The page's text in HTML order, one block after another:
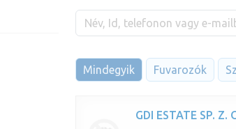
Mindegyik Fuvarozók
GDI ESTATE SP. Z.